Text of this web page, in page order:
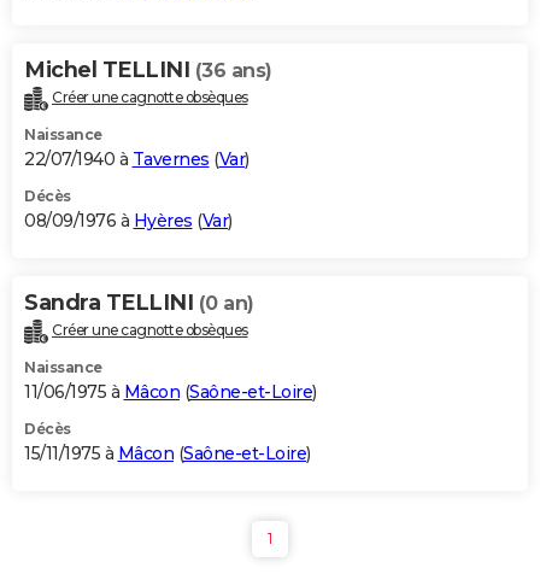
Michel TELLINI (36 ans)
Créer une cagnotte obsèques
Naissance
22/07/1940 à Tavernes (Var)
Décès
08/09/1976 à Hyères (Var)
Sandra TELLINI (0 an)
Créer une cagnotte obsèques
Naissance
11/06/1975 à Mâcon (Saône-et-Loire)
Décès
15/11/1975 à Mâcon (Saône-et-Loire)
1